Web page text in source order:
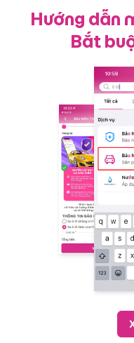
Hướng dẫn
Bắt